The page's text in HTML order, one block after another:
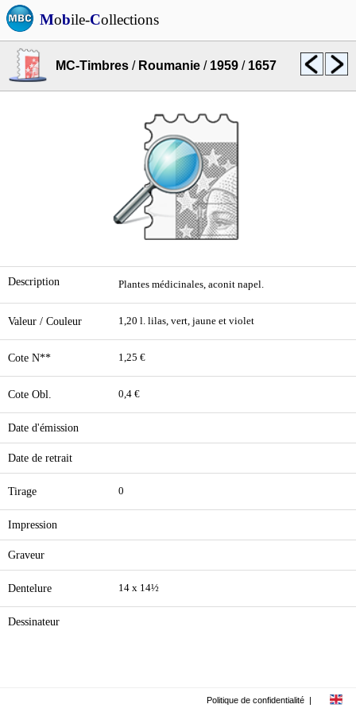
Mobile-Collections
MC-Timbres / Roumanie / 1959 / 1657
Description Plantes médicinales, aconit napel.
Valeur / Couleur 1,20 l. lilas, vert, jaune et violet
Cote N** 1,25 €
Cote Obl. 0,4 €
Date d'émission
Date de retrait
Tirage 0
Impression
Graveur
Dentelure 14 x 14½
Dessinateur
Politique de confidentialité |